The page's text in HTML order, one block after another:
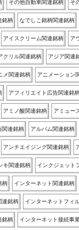
その他自動車関連銘柄 そ
銘柄 なでしこ銘柄関連銘柄
アイスクリーム関連銘柄 ア
クリル関連銘柄 アジア関連
メ関連銘柄 アニメーション
アフィリエイト広告関連銘
アミノ酸関連銘柄 アミュー
関連銘柄 アルバム関連銘柄
アンチエイジング関連銘柄
キ関連銘柄 インクジェット
柄 インターネット関連銘柄
連銘柄 インターネットフィ
銘柄 インターネット接続事